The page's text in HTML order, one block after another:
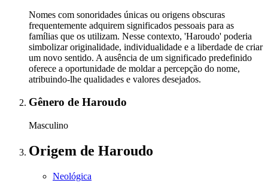
Nomes com sonoridades únicas ou origens obscuras
frequentemente adquirem significados pessoais para as
famílias que os utilizam. Nesse contexto, 'Haroudo' poderia
simbolizar originalidade, individualidade e a liberdade de criar
um novo sentido. A ausência de um significado predefinido
oferece a oportunidade de moldar a percepção do nome,
atribuindo-lhe qualidades e valores desejados.
Gênero de Haroudo
Masculino
Origem de Haroudo
Neológica